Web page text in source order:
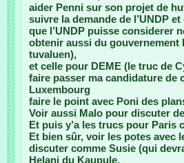
aider Penni sur son projet de
suivre la demande de l’UNDP
que l’UNDP puisse considerer
obtenir aussi du gouvernement
tuvaluen),
et celle pour DEME (le truc de
faire passer ma candidature de
Luxembourg
faire le point avec Poni des
Voir aussi Malo pour discuter
Et puis y’a les trucs pour Paris
Et bien sûr, voir les potes avec
discuter comme Susie (qui
Helani du Kaupule.